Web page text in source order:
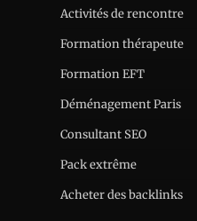
Activités de rencontre
Formation thérapeute
Formation EFT
Déménagement Paris
Consultant SEO
Pack extrême
Acheter des backlinks